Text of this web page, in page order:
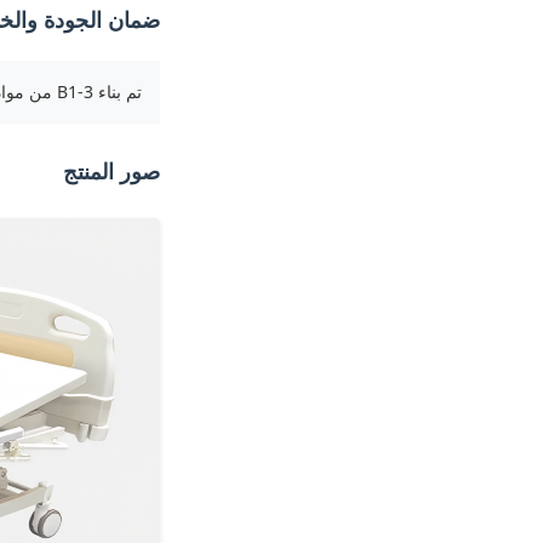
ضمان الجودة
تم بناء B1-3 من مواد عالية الجودة وتخضع للتحقق من التجميع. يتم تعبئتها بشكل آمن لمنع تلف النقل ويأتي مع ضمان قياسي على مكوناتها الميكانيكية.
صور المنتج